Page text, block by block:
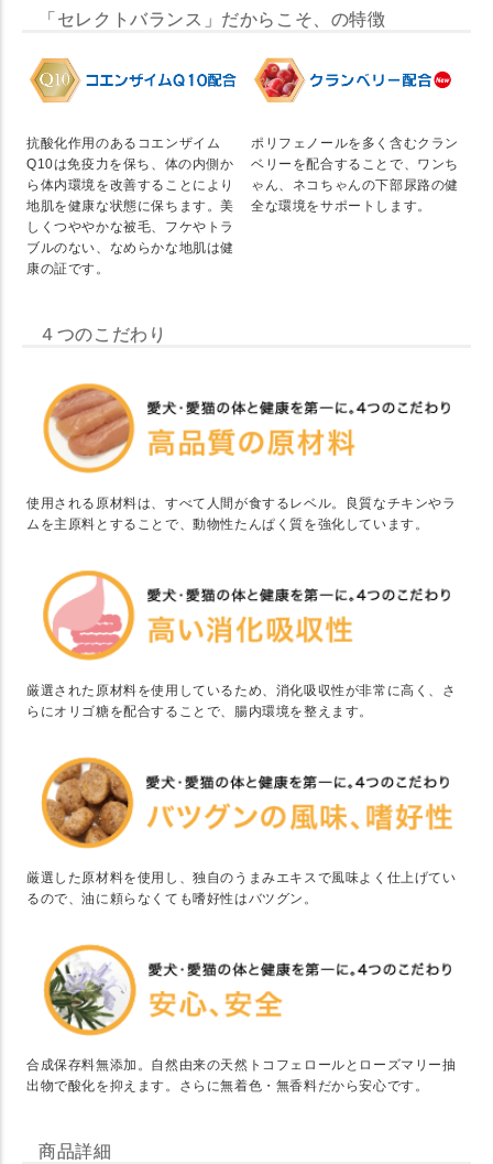
「セレクトバランス」だからこそ、の特徴
抗酸化作用のあるコエンザイム
Q10は免疫力を保ち、体の内側か
ら体内環境を改善することにより
地肌を健康な状態に保ちます。美
しくつややかな被毛、フケやトラ
ブルのない、なめらかな地肌は健
康の証です。
ポリフェノールを多く含むクラン
ベリーを配合することで、ワンち
ゃん、ネコちゃんの下部尿路の健
全な環境をサポートします。
４つのこだわり
使用される原材料は、すべて人間が食するレベル。良質なチキンやラ
ムを主原料とすることで、動物性たんぱく質を強化しています。
厳選された原材料を使用しているため、消化吸収性が非常に高く、さ
らにオリゴ糖を配合することで、腸内環境を整えます。
厳選した原材料を使用し、独自のうまみエキスで風味よく仕上げてい
るので、油に頼らなくても嗜好性はバツグン。
合成保存料無添加。自然由来の天然トコフェロールとローズマリー抽
出物で酸化を抑えます。さらに無着色・無香料だから安心です。
商品詳細